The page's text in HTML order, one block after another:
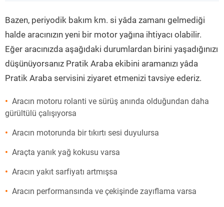
Bazen, periyodik bakım km. si yâda zamanı gelmediği
halde aracınızın yeni bir motor yağına ihtiyacı olabilir.
Eğer aracınızda aşağıdaki durumlardan birini yaşadığınızı
düşünüyorsanız Pratik Araba ekibini aramanızı yâda
Pratik Araba servisini ziyaret etmenizi tavsiye ederiz.
Aracın motoru rolanti ve sürüş anında olduğundan daha
gürültülü çalışıyorsa
Aracın motorunda bir tıkırtı sesi duyulursa
Araçta yanık yağ kokusu varsa
Aracın yakıt sarfiyatı artmışsa
Aracın performansında ve çekişinde zayıflama varsa